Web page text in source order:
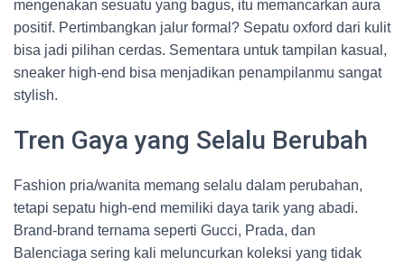
mengenakan sesuatu yang bagus, itu memancarkan aura
positif. Pertimbangkan jalur formal? Sepatu oxford dari kulit
bisa jadi pilihan cerdas. Sementara untuk tampilan kasual,
sneaker high-end bisa menjadikan penampilanmu sangat
stylish.
Tren Gaya yang Selalu Berubah
Fashion pria/wanita memang selalu dalam perubahan,
tetapi sepatu high-end memiliki daya tarik yang abadi.
Brand-brand ternama seperti Gucci, Prada, dan
Balenciaga sering kali meluncurkan koleksi yang tidak